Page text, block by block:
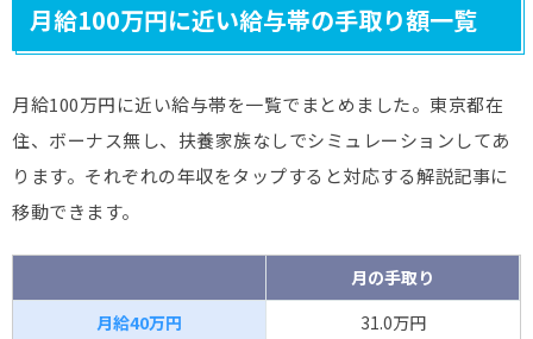
月給100万円に近い給与帯の手取り額一覧
月給100万円に近い給与帯を一覧でまとめました。東京都在
住、ボーナス無し、扶養家族なしでシミュレーションしてあ
ります。それぞれの年収をタップすると対応する解説記事に
移動できます。
月の手取り
月給40万円
31.0万円